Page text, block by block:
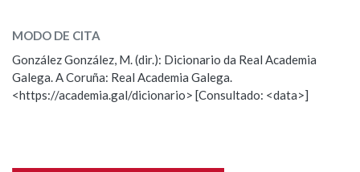
OUTRAS OPCIÓNS DE BUSCA
Marcas gramaticais
ESCOLLE UNHA OPCIÓN:
Observación Hai un erro na palabra
Propoño mellorar a definición
MODO DE CITA
González González, M. (dir.): Dicionario da Real Academia
Galega. A Coruña: Real Academia Galega.
<https://academia.gal/dicionario> [Consultado: <data>]